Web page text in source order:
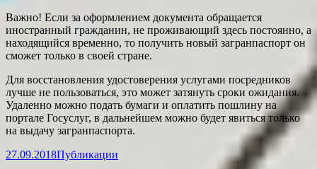
Важно! Если за оформлением документа обращается
иностранный гражданин, не проживающий здесь постоянно, а
находящийся временно, то получить новый загранпаспорт он
сможет только в своей стране.
Для восстановления удостоверения услугами посредников
лучше не пользоваться, это может затянуть сроки ожидания.
Удаленно можно подать бумаги и оплатить пошлину на
портале Госуслуг, в дальнейшем можно будет явиться только
на выдачу загранпаспорта.
27.09.2018Публикации